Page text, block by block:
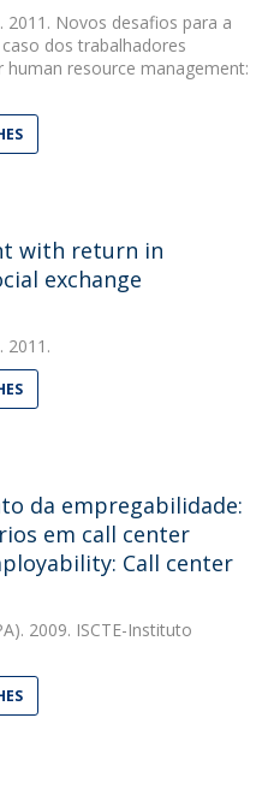
2011. Novos desafios para a
dos trabalhadores
resource management:
with return in
exchange
2011.
da empregabilidade:
em call center
Call center
2009. ISCTE-Instituto